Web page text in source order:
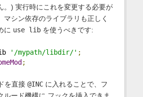
。) 実行時にこれを変更する必要が
マシン依存のライブラリも正しく
に use libを使うべきです:
'/mypath/libdir/' ;
;
を直接 @INCに入れることで、フ
ルード機構に フックを挿入できま